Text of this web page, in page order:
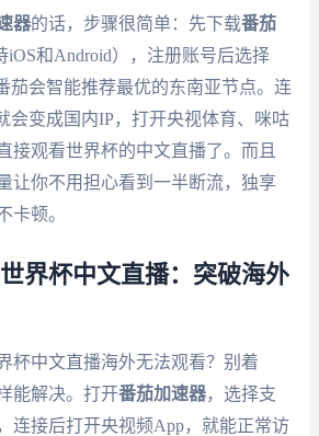
器的话，步骤很简单：先下载番茄
iOS和Android），注册账号后选择
茄会智能推荐最优的东南亚节点。连
会变成国内IP，打开央视体育、咪咕
接观看世界杯的中文直播了。而且
让你不用担心看到一半断流，独享
卡顿。
界杯中文直播：突破海外
杯中文直播海外无法观看？别着
能解决。打开番茄加速器，选择支
连接后打开央视频App，就能正常访